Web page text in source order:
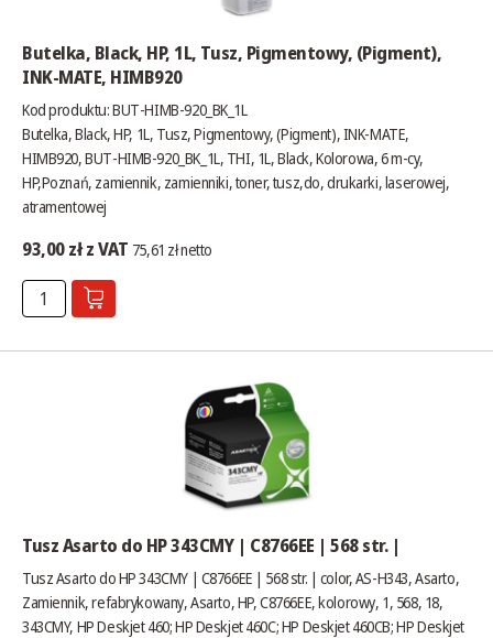
Butelka, Black, HP, 1L, Tusz, Pigmentowy, (Pigment),
INK-MATE, HIMB920
Kod produktu: BUT-HIMB-920_BK_1L
Butelka, Black, HP, 1L, Tusz, Pigmentowy, (Pigment), INK-MATE,
HIMB920, BUT-HIMB-920_BK_1L, THI, 1L, Black, Kolorowa, 6 m-cy,
HP,Poznań, zamiennik, zamienniki, toner, tusz,do, drukarki, laserowej,
atramentowej
93,00 zł z VAT 75,61 zł netto
Tusz Asarto do HP 343CMY | C8766EE | 568 str. |
Tusz Asarto do HP 343CMY | C8766EE | 568 str. | color, AS-H343, Asarto,
Zamiennik, refabrykowany, Asarto, HP, C8766EE, kolorowy, 1, 568, 18,
343CMY, HP Deskjet 460; HP Deskjet 460C; HP Deskjet 460CB; HP Deskjet